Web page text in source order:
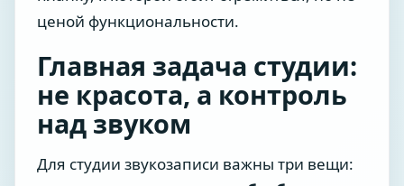
ценой функциональности.
Главная задача студии:
не красота, а контроль
над звуком
Для студии звукозаписи важны три вещи: